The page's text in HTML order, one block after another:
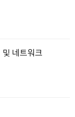
네트워크